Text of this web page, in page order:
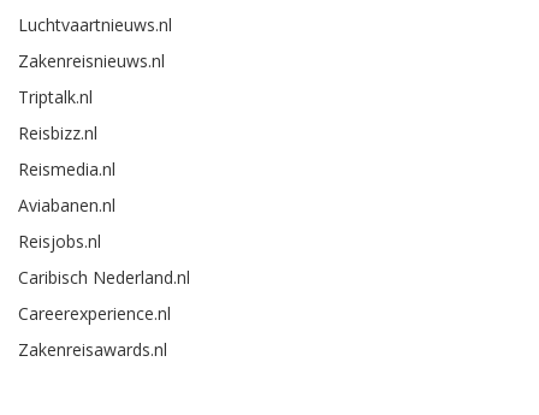
Luchtvaartnieuws.nl
Zakenreisnieuws.nl
Triptalk.nl
Reisbizz.nl
Reismedia.nl
Aviabanen.nl
Reisjobs.nl
Caribisch Nederland.nl
Careerexperience.nl
Zakenreisawards.nl